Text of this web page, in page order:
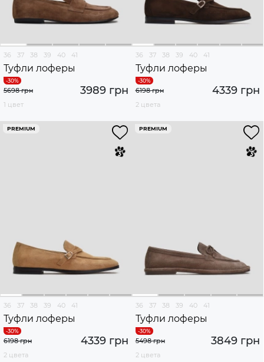
36 37 38 39 40 41
Туфли лоферы
3989 грн
5698 грн
1 цвет
36 37 38 39 40 41
Туфли лоферы
4339 грн
6198 грн
2 цвета
PREMIUM
36 37 38 39 40 41
Туфли лоферы
4339 грн
6198 грн
2 цвета
PREMIUM
36 37 38 39 40 41
Туфли лоферы
3849 грн
5498 грн
2 цвета